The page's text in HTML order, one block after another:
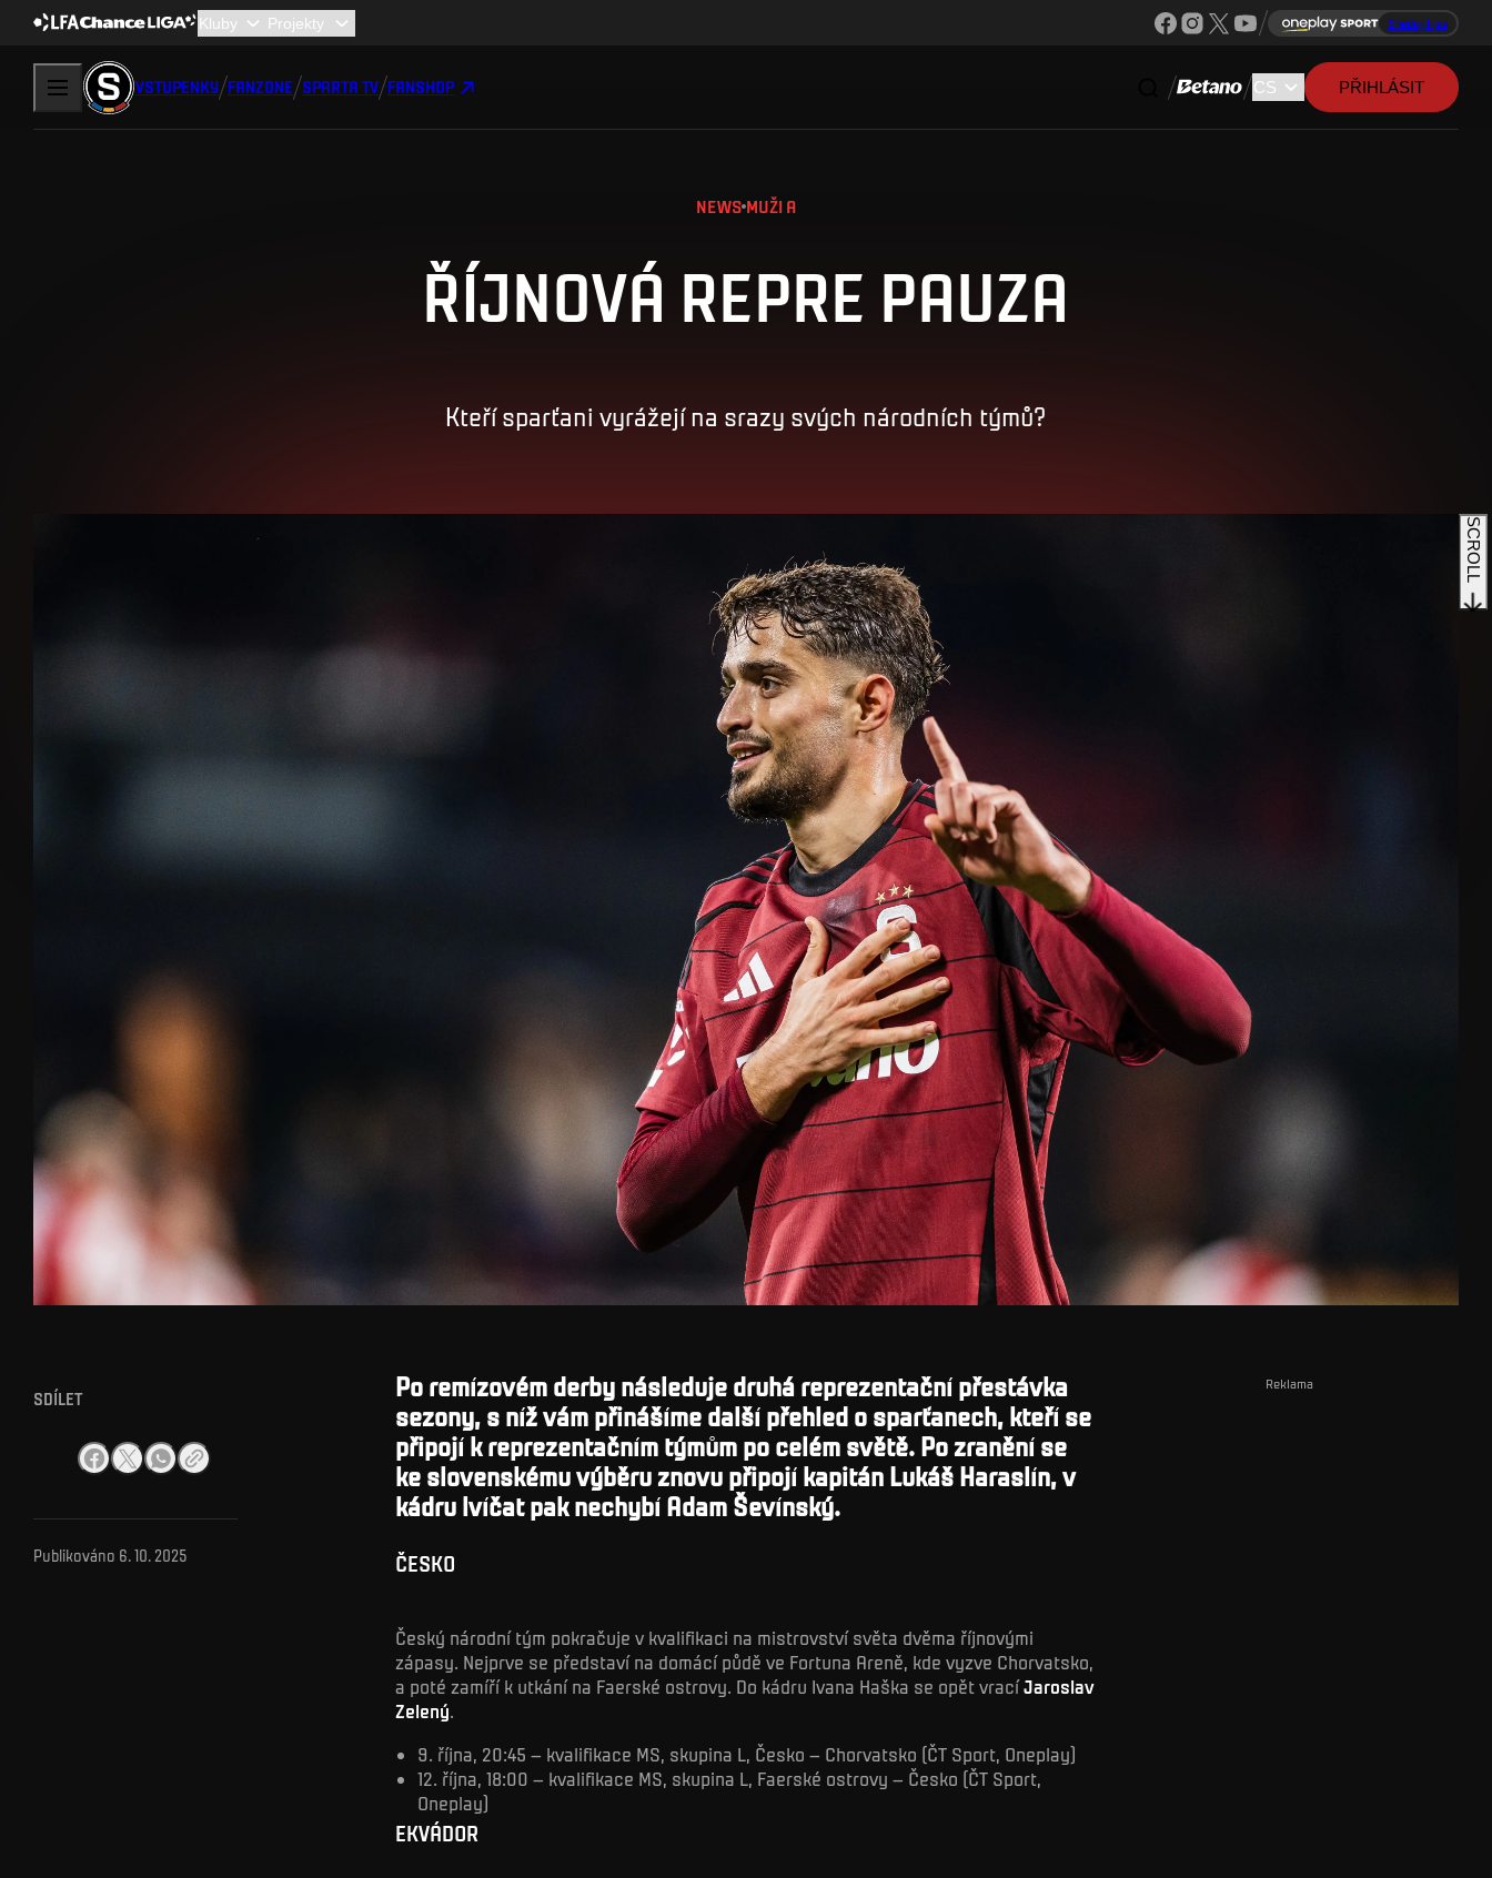
Sleduj ligu
VSTUPENKY FANZONE SPARTA TV FANSHOP PŘIHLÁSIT
NEWS MUŽI A
ŘÍJNOVÁ REPRE PAUZA
Kteří sparťani vyrážejí na srazy svých národních týmů?
SCROLL
SDÍLET
Publikováno 6. 10. 2025
Po remízovém derby následuje druhá reprezentační přestávka
sezony, s níž vám přinášíme další přehled o sparťanech, kteří se
připojí k reprezentačním týmům po celém světě. Po zranění se
ke slovenskému výběru znovu připojí kapitán Lukáš Haraslín, v
kádru lvíčat pak nechybí Adam Ševínský.
ČESKO
Český národní tým pokračuje v kvalifikaci na mistrovství světa dvěma říjnovými
zápasy. Nejprve se představí na domácí půdě ve Fortuna Areně, kde vyzve Chorvatsko,
a poté zamíří k utkání na Faerské ostrovy. Do kádru Ivana Haška se opět vracíJaroslav
Zelený
9. října, 20:45 – kvalifikace MS, skupina L, Česko – Chorvatsko (ČT Sport, Oneplay)
12. října, 18:00 – kvalifikace MS, skupina L, Faerské ostrovy – Česko (ČT Sport,
Oneplay)
EKVÁDOR
Reklama